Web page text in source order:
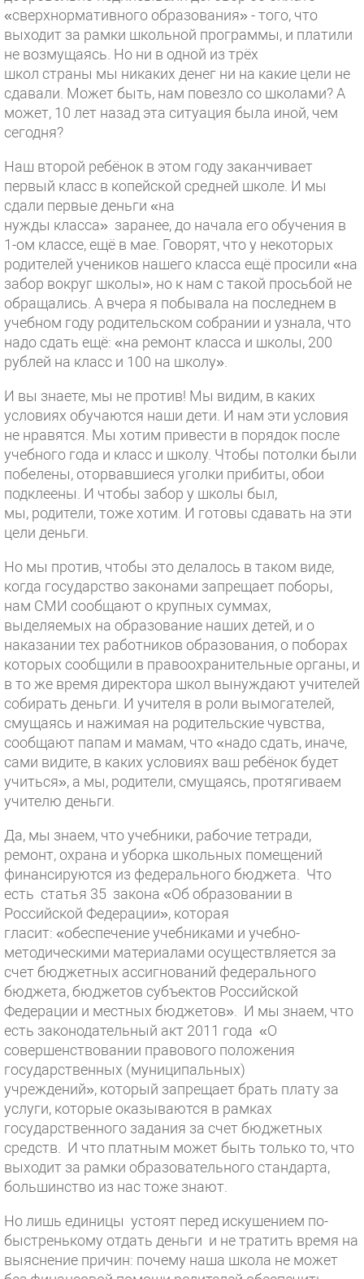
«сверхнормативного образования» - того, что
выходит за рамки школьной программы, и платили
не возмущаясь. Но ни в одной из трёх
школ страны мы никаких денег ни на какие цели не
сдавали. Может быть, нам повезло со школами? А
может, 10 лет назад эта ситуация была иной, чем
сегодня?
Наш второй ребёнок в этом году заканчивает
первый класс в копейской средней школе. И мы
сдали первые деньги «на
нужды класса» заранее, до начала его обучения в
1-ом классе, ещё в мае. Говорят, что у некоторых
родителей учеников нашего класса ещё просили «на
забор вокруг школы», но к нам с такой просьбой не
обращались. А вчера я побывала на последнем в
учебном году родительском собрании и узнала, что
надо сдать ещё: «на ремонт класса и школы, 200
рублей на класс и 100 на школу».
И вы знаете, мы не против! Мы видим, в каких
условиях обучаются наши дети. И нам эти условия
не нравятся. Мы хотим привести в порядок после
учебного года и класс и школу. Чтобы потолки были
побелены, оторвавшиеся уголки прибиты, обои
подклеены. И чтобы забор у школы был,
мы, родители, тоже хотим. И готовы сдавать на эти
цели деньги.
Но мы против, чтобы это делалось в таком виде,
когда государство законами запрещает поборы,
нам СМИ сообщают о крупных суммах,
выделяемых на образование наших детей, и о
наказании тех работников образования, о поборах
которых сообщили в правоохранительные органы, и
в то же время директора школ вынуждают учителей
собирать деньги. И учителя в роли вымогателей,
смущаясь и нажимая на родительские чувства,
сообщают папам и мамам, что «надо сдать, иначе,
сами видите, в каких условиях ваш ребёнок будет
учиться», а мы, родители, смущаясь, протягиваем
учителю деньги.
Да, мы знаем, что учебники, рабочие тетради,
ремонт, охрана и уборка школьных помещений
финансируются из федерального бюджета. Что
есть статья 35 закона «Об образовании в
Российской Федерации», которая
гласит: «обеспечение учебниками и учебно-
методическими материалами осуществляется за
счет бюджетных ассигнований федерального
бюджета, бюджетов субъектов Российской
Федерации и местных бюджетов». И мы знаем, что
есть законодательный акт 2011 года «О
совершенствовании правового положения
государственных (муниципальных)
учреждений», который запрещает брать плату за
услуги, которые оказываются в рамках
государственного задания за счет бюджетных
средств. И что платным может быть только то, что
выходит за рамки образовательного стандарта,
большинство из нас тоже знают.
Но лишь единицы устоят перед искушением по-
быстренькому отдать деньги и не тратить время на
выяснение причин: почему наша школа не может